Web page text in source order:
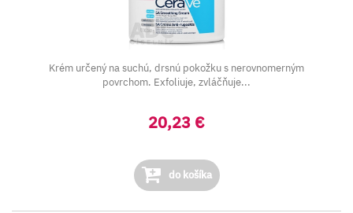
Krém určený na suchú, drsnú pokožku s nerovnomerným
povrchom. Exfoliuje, zvláčňuje...
20,23 €
do košíka